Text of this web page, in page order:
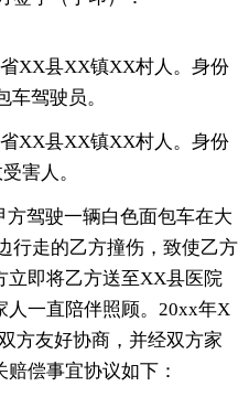
XX县XX镇XX村人。身份
车驾驶员。
XX县XX镇XX村人。身份
害人。
驾驶一辆白色面包车在大
行走的乙方撞伤，致使乙方
立即将乙方送至XX县医院
人一直陪伴照顾。20xx年X
方友好协商，并经双方家
偿事宜协议如下：